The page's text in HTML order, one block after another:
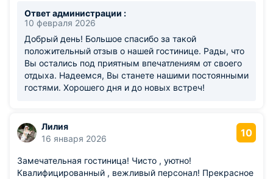
Ответ администрации :
10 февраля 2026
Добрый день! Большое спасибо за такой
положительный отзыв о нашей гостинице. Рады, что
Вы остались под приятным впечатлениям от своего
отдыха. Надеемся, Вы станете нашими постоянными
гостями. Хорошего дня и до новых встреч!
Лилия
16 января 2026
10
Замечательная гостиница! Чисто , уютно!
Квалифицированный , вежливый персонал! Прекрасное